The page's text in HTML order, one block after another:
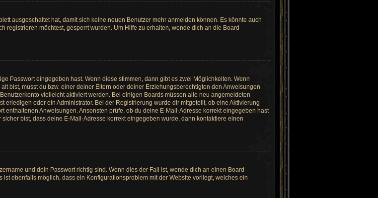
ausgeschaltet hat, damit sich keine neuen Benutzer mehr anmelden können. Es könnte auch
registrieren möchtest, gesperrt wurden. Um Hilfe zu erhalten, wende dich an die Board-
Passwort eingegeben hast. Wenn diese stimmen, dann gibt es zwei Möglichkeiten. Wenn
bist, musst du bzw. einer deiner Eltern oder deiner Erziehungsberechtigten den Anweisungen
vielleicht aktiviert werden. Bei einigen Boards müssen alle neu angemeldeten
erledigen oder ein Administrator. Bei der Registrierung wurde dir mitgeteilt, ob eine Aktivierung
enthaltenen Anweisungen. Ansonsten prüfe, ob du deine E-Mail-Adresse korrekt eingegeben hast
bist, dass deine E-Mail-Adresse korrekt eingegeben wurde, dann kontaktiere einen
und dein Passwort richtig sind. Wenn dies der Fall ist, wende dich an einen Board-
ebenfalls möglich, dass ein Konfigurationsproblem mit der Website vorliegt, welches ein